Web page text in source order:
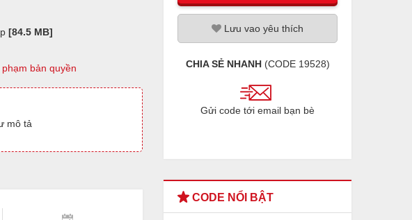
[84.5 MB]
phạm bản quyền
mô tả
Lưu vao yêu thích
CHIA SẺ NHANH(CODE 19528)
Gửi code tới email bạn bè
CODE NỔI BẬT